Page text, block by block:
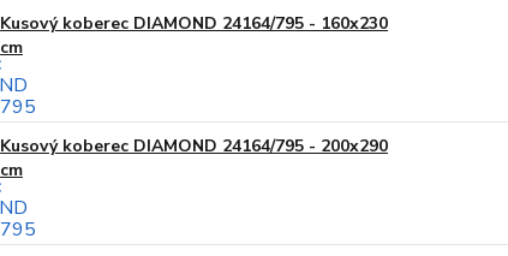
Kusový koberec DIAMOND 24164/795 - 160x230
cm
Kusový koberec DIAMOND 24164/795 - 200x290
cm